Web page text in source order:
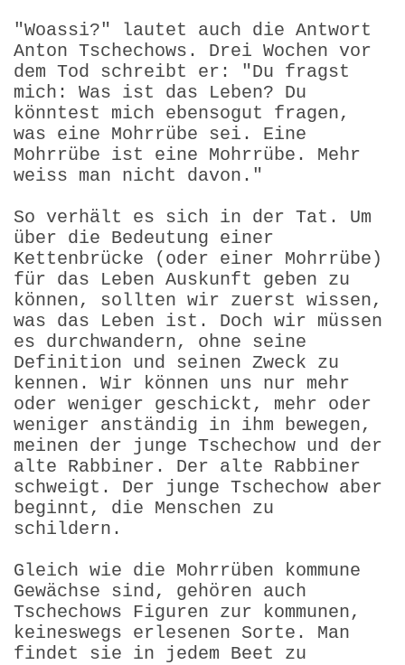
"Woassi?" lautet auch die Antwort
Anton Tschechows. Drei Wochen vor
dem Tod schreibt er: "Du fragst
mich: Was ist das Leben? Du
könntest mich ebensogut fragen,
was eine Mohrrübe sei. Eine
Mohrrübe ist eine Mohrrübe. Mehr
weiss man nicht davon."
So verhält es sich in der Tat. Um
über die Bedeutung einer
Kettenbrücke (oder einer Mohrrübe)
für das Leben Auskunft geben zu
können, sollten wir zuerst wissen,
was das Leben ist. Doch wir müssen
es durchwandern, ohne seine
Definition und seinen Zweck zu
kennen. Wir können uns nur mehr
oder weniger geschickt, mehr oder
weniger anständig in ihm bewegen,
meinen der junge Tschechow und der
alte Rabbiner. Der alte Rabbiner
schweigt. Der junge Tschechow aber
beginnt, die Menschen zu
schildern.
Gleich wie die Mohrrüben kommune
Gewächse sind, gehören auch
Tschechows Figuren zur kommunen,
keineswegs erlesenen Sorte. Man
findet sie in jedem Beet zu